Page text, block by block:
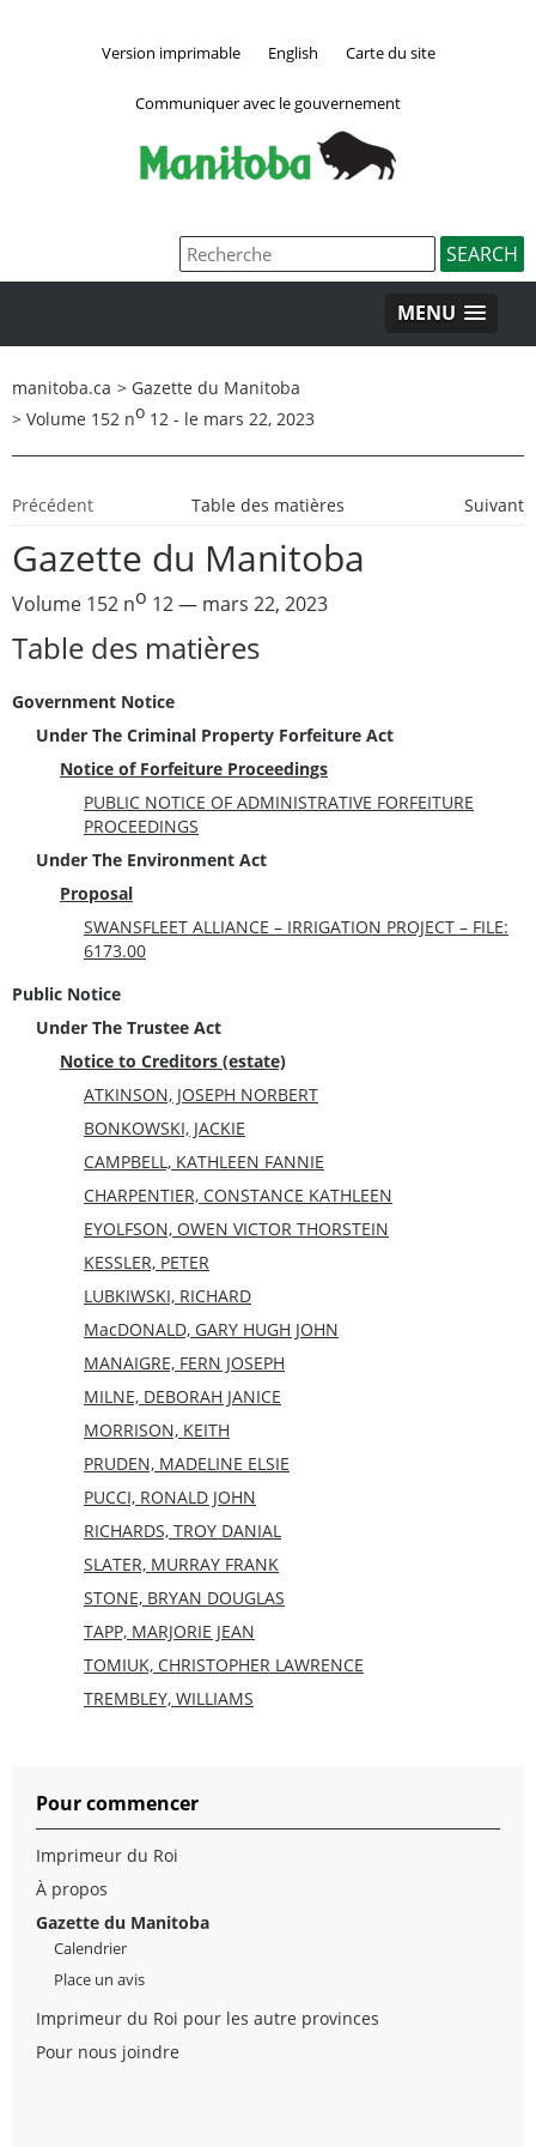
Version imprimable English Carte du site
Communiquer avec le gouvernement
MENU
manitoba.ca > Gazette du Manitoba
> Volume 152 no 12 - le mars 22, 2023
Précédent Table des matières Suivant
Gazette du Manitoba
Volume 152 no 12 — mars 22, 2023
Table des matières
Government Notice
Under The Criminal Property Forfeiture Act
Notice of Forfeiture Proceedings
PUBLIC NOTICE OF ADMINISTRATIVE FORFEITURE
PROCEEDINGS
Under The Environment Act
Proposal
SWANSFLEET ALLIANCE – IRRIGATION PROJECT – FILE:
6173.00
Public Notice
Under The Trustee Act
Notice to Creditors (estate)
ATKINSON, JOSEPH NORBERT
BONKOWSKI, JACKIE
CAMPBELL, KATHLEEN FANNIE
CHARPENTIER, CONSTANCE KATHLEEN
EYOLFSON, OWEN VICTOR THORSTEIN
KESSLER, PETER
LUBKIWSKI, RICHARD
MacDONALD, GARY HUGH JOHN
MANAIGRE, FERN JOSEPH
MILNE, DEBORAH JANICE
MORRISON, KEITH
PRUDEN, MADELINE ELSIE
PUCCI, RONALD JOHN
RICHARDS, TROY DANIAL
SLATER, MURRAY FRANK
STONE, BRYAN DOUGLAS
TAPP, MARJORIE JEAN
TOMIUK, CHRISTOPHER LAWRENCE
TREMBLEY, WILLIAMS
Pour commencer
Imprimeur du Roi
À propos
Gazette du Manitoba
Calendrier
Place un avis
Imprimeur du Roi pour les autre provinces
Pour nous joindre